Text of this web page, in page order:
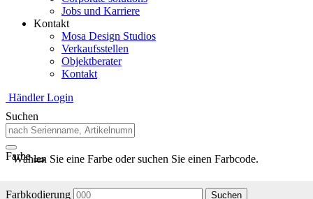
Jobs und Karriere
Kontakt
Mosa Design Studios
Verkaufsstellen
Objektberater
Kontakt
Händler Login
Suchen
Farbe
Wählen Sie eine Farbe oder suchen Sie einen Farbcode.
Farbkodierung Suchen